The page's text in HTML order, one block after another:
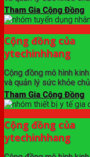
Tham Gia Cộng Đồng
Cộng đồng của
ytechinhhang
Cộng đồng mô hình
và quản lý sức khỏe
Tham Gia Cộng Đồng
Cộng đồng của
ytechinhhang